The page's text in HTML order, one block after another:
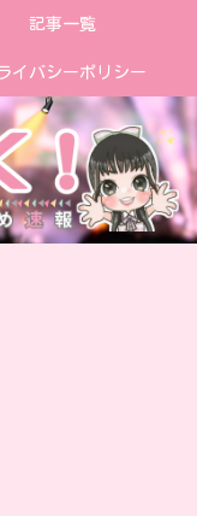
記事一覧
イバシーポリシー